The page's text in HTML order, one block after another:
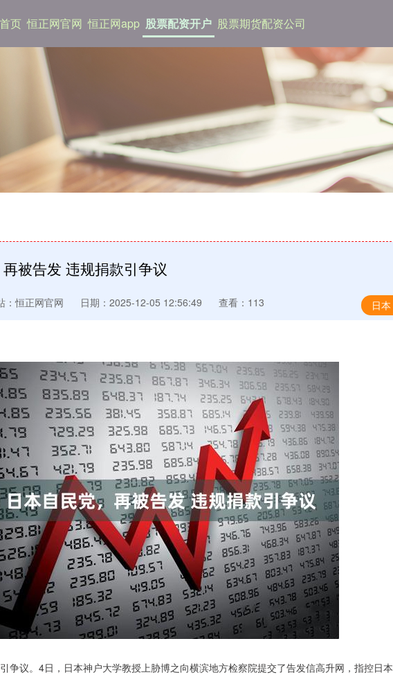
首页 恒正网官网 恒正网app 股票配资开户 股票期货配资公司
被告发 违规捐款引争议
日本
：恒正网官网 日期：2025-12-05 12:56:49 查看：113
争议。4日，日本神户大学教授上胁博之向横滨地方检察院提交了告发信高升网，指控日本
14311.01 200.89 1.42% 沪深300 4694.44 43.13